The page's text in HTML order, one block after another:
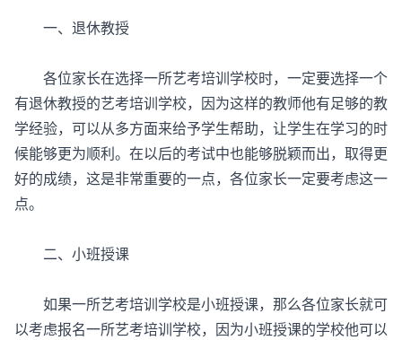
一、退休教授
各位家长在选择一所艺考培训学校时，一定要选择一个
有退休教授的艺考培训学校，因为这样的教师他有足够的教
学经验，可以从多方面来给予学生帮助，让学生在学习的时
候能够更为顺利。在以后的考试中也能够脱颖而出，取得更
好的成绩，这是非常重要的一点，各位家长一定要考虑这一
点。
二、小班授课
如果一所艺考培训学校是小班授课，那么各位家长就可
以考虑报名一所艺考培训学校，因为小班授课的学校他可以